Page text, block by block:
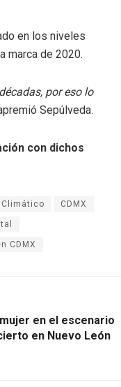
en los niveles
marca de 2020.
por eso lo
Sepúlveda.
con dichos
Climático CDMX
CDMX
en el escenario
en Nuevo León